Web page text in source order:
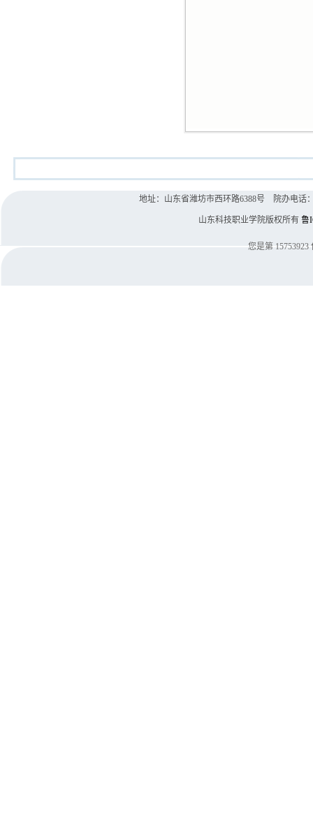
地址：山东省潍坊市西环路6388号 院办电话
山东科技职业学院版权所有 鲁
您是第 15753923